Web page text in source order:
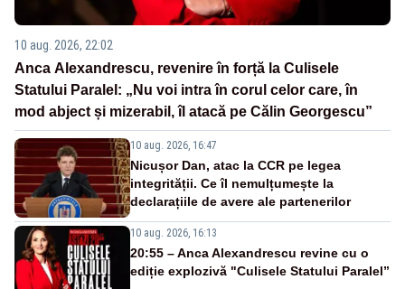
10 aug. 2026, 22:02
Anca Alexandrescu, revenire în forță la Culisele
Statului Paralel: „Nu voi intra în corul celor care, în
mod abject și mizerabil, îl atacă pe Călin Georgescu”
10 aug. 2026, 16:47
Nicușor Dan, atac la CCR pe legea
integrității. Ce îl nemulțumește la
declarațiile de avere ale partenerilor
10 aug. 2026, 16:13
20:55 – Anca Alexandrescu revine cu o
ediție explozivă "Culisele Statului Paralel”